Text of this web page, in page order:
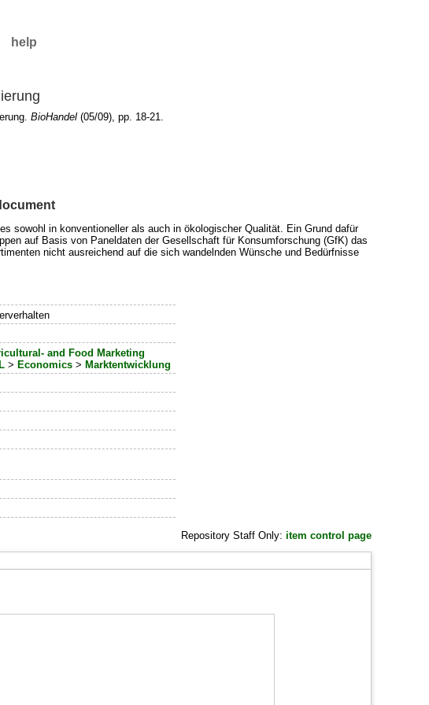
help
BioHandel(05/09), pp. 18-21.
sowohl in konventioneller als auch in ökologischer Qualität. Ein Grund dafür
auf Basis von Paneldaten der Gesellschaft für Konsumforschung (GfK) das
nicht ausreichend auf die sich wandelnden Wünsche und Bedürfnisse
and Food Marketing
> Economics > Marktentwicklung
Repository Staff Only: item control page